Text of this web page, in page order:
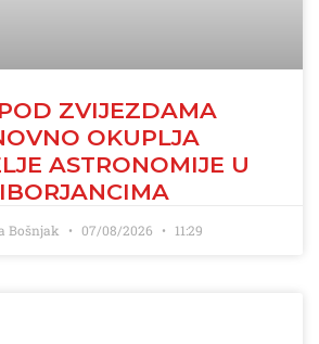
ZVIJEZDAMA
OKUPLJA
ASTRONOMIJE U
Bošnjak 07/08/2026 11:29